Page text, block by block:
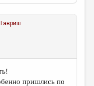
пришлись по